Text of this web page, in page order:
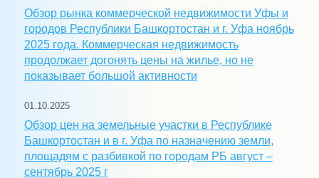
Обзор рынка коммерческой недвижимости Уфы и
городов Республики Башкортостан и г. Уфа ноябрь
2025 года. Коммерческая недвижимость
продолжает догонять цены на жилье, но не
показывает большой активности
01.10.2025
Обзор цен на земельные участки в Республике
Башкортостан и в г. Уфа по назначению земли,
площадям с разбивкой по городам РБ август –
сентябрь 2025 г